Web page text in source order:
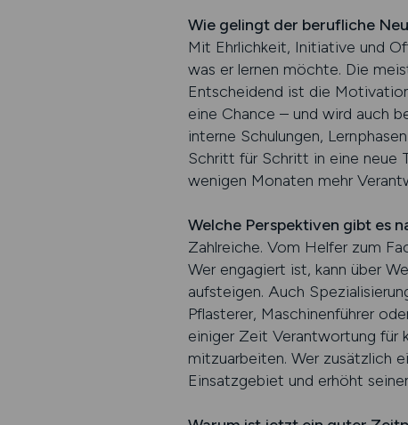
Wie gelingt der berufliche
Mit Ehrlichkeit, Initiative und
was er lernen möchte. Die
Entscheidend ist die
eine Chance – und wird auch
interne Schulungen,
Schritt für Schritt in eine neue
wenigen Monaten mehr
Welche Perspektiven gibt es
Zahlreiche. Vom Helfer zum
Wer engagiert ist, kann über
aufsteigen. Auch
Pflasterer, Maschinenführer
einiger Zeit Verantwortung für
mitzuarbeiten. Wer zusätzlich
Einsatzgebiet und erhöht